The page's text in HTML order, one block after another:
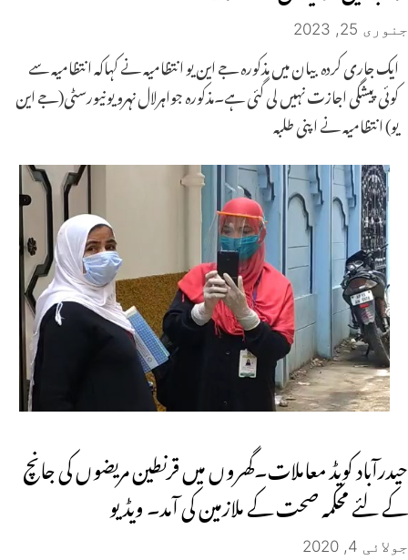
جنوری 25, 2023
ایک جاری کردہ بیان میں مذکورہ جے این یو انتظامیہ نے کہاکہ انتظامیہ سے
کوئی پیشگی اجازت نہیں لی گئی ہے۔مذکورہ جواہرلال نہرو یونیورسٹی(جے این
یو) انتظامیہ نے اپنی طلبہ
حیدرآباد کویڈ معاملات۔گھروں میں قرنطین مریضوں کی جانچ
کے لئے محکمہ صحت کے ملازمین کی آمد۔ ویڈیو
جولائی 4, 2020